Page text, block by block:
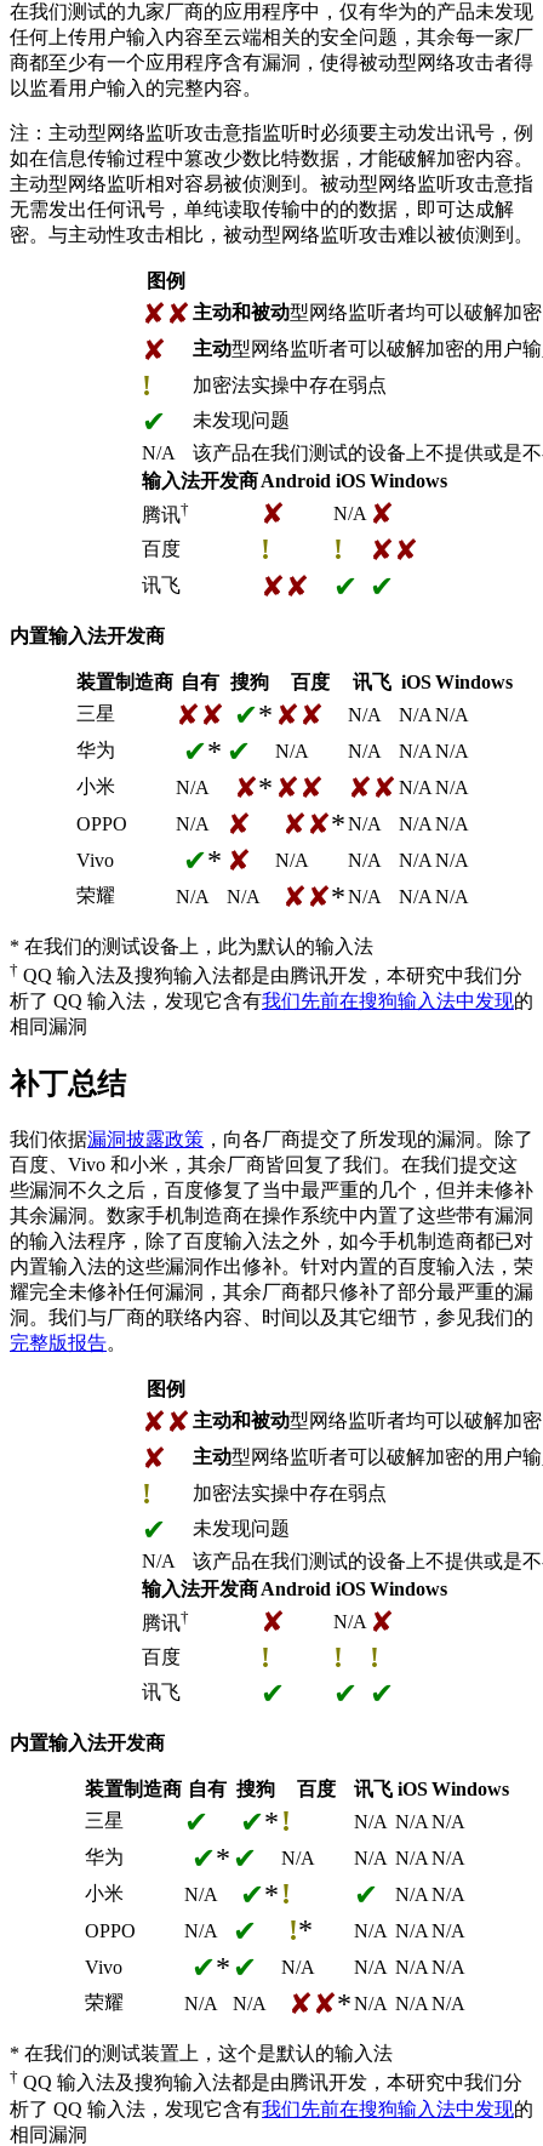
在我们测试的九家厂商的应用程序中，仅有华为的产品未发现
任何上传用户输入内容至云端相关的安全问题，其余每一家厂
商都至少有一个应用程序含有漏洞，使得被动型网络攻击者得
以监看用户输入的完整内容。
注：主动型网络监听攻击意指监听时必须要主动发出讯号，例
如在信息传输过程中篡改少数比特数据，才能破解加密内容。
主动型网络监听相对容易被侦测到。被动型网络监听攻击意指
无需发出任何讯号，单纯读取传输中的的数据，即可达成解
密。与主动性攻击相比，被动型网络监听攻击难以被侦测到。
图例
✘✘ 主动和被动型网络监听者均可以破解加
✘ 主动型网络监听者可以破解加密的用户
! 加密法实操中存在弱点
✔
未发现问题
N/A
该产品在我们测试的设备上不提供或是
输入法开发商Android iOS Windows
腾讯† ✘ N/A ✘
百度 ! ! ✘✘
讯飞 ✘✘ ✔ ✔
内置输入法开发商
装置制造商 自有 搜狗 百度 讯飞 iOS Windows
三星
✘✘ ✔* ✘✘ N/A N/A N/A
华为
✔* ✔ N/A N/A N/A N/A
小米
N/A ✘* ✘✘ ✘✘ N/A N/A
OPPO
N/A ✘ ✘✘*N/A N/A N/A
Vivo
✔* ✘ N/A N/A N/A N/A
荣耀
N/A N/A ✘✘*N/A N/A N/A
* 在我们的测试设备上，此为默认的输入法
† QQ 输入法及搜狗输入法都是由腾讯开发，本研究中我们分
析了 QQ 输入法，发现它含有我们先前在搜狗输入法中发现的
相同漏洞
补丁总结
我们依据漏洞披露政策 ，向各厂商提交了所发现的漏洞。除了
百度、Vivo 和小米，其余厂商皆回复了我们。在我们提交这
些漏洞不久之后，百度修复了当中最严重的几个，但并未修补
其余漏洞。数家手机制造商在操作系统中内置了这些带有漏洞
的输入法程序，除了百度输入法之外，如今手机制造商都已对
内置输入法的这些漏洞作出修补。针对内置的百度输入法，荣
耀完全未修补任何漏洞，其余厂商都只修补了部分最严重的漏
洞。我们与厂商的联络内容、时间以及其它细节，参见我们的
完整版报告。
图例
✘✘ 主动和被动型网络监听者均可以破解加
✘ 主动型网络监听者可以破解加密的用户
! 加密法实操中存在弱点
✔
未发现问题
N/A
该产品在我们测试的设备上不提供或是
输入法开发商Android iOS Windows
腾讯† ✘ N/A ✘
百度 ! ! !
讯飞 ✔ ✔ ✔
内置输入法开发商
装置制造商 自有 搜狗 百度 讯飞 iOS Windows
三星
✔ ✔*! N/A N/A N/A
华为
✔*✔ N/A N/A N/A N/A
小米
N/A ✔*! ✔ N/A N/A
OPPO
N/A ✔ !* N/A N/A N/A
Vivo
✔*✔ N/A N/A N/A N/A
荣耀
N/A N/A ✘✘*N/A N/A N/A
* 在我们的测试装置上，这个是默认的输入法
† QQ 输入法及搜狗输入法都是由腾讯开发，本研究中我们分
析了 QQ 输入法，发现它含有我们先前在搜狗输入法中发现的
相同漏洞